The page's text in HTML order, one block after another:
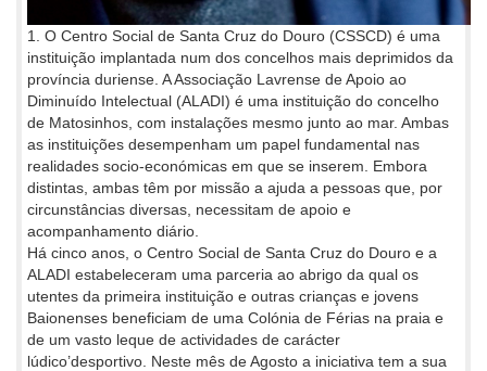
1. O Centro Social de Santa Cruz do Douro (CSSCD) é uma
instituição implantada num dos concelhos mais deprimidos da
província duriense. A Associação Lavrense de Apoio ao
Diminuído Intelectual (ALADI) é uma instituição do concelho
de Matosinhos, com instalações mesmo junto ao mar. Ambas
as instituições desempenham um papel fundamental nas
realidades socio-económicas em que se inserem. Embora
distintas, ambas têm por missão a ajuda a pessoas que, por
circunstâncias diversas, necessitam de apoio e
acompanhamento diário.
Há cinco anos, o Centro Social de Santa Cruz do Douro e a
ALADI estabeleceram uma parceria ao abrigo da qual os
utentes da primeira instituição e outras crianças e jovens
Baionenses beneficiam de uma Colónia de Férias na praia e
de um vasto leque de actividades de carácter
lúdico’desportivo. Neste mês de Agosto a iniciativa tem a sua